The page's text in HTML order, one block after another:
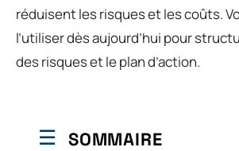
réduisent les risques et les coûts.
l’utiliser dès aujourd’hui pour
des risques et le plan d’action.
SOMMAIRE